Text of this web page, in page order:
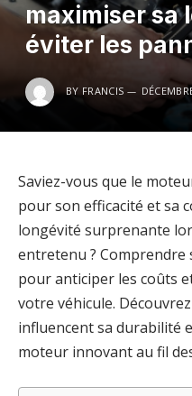
maximiser sa
éviter les
BY FRANCIS
Saviez-vous que le
pour son efficacité et sa
longévité surprenante
entretenu ? Comprendre
pour anticiper les coûts
votre véhicule.
influencent sa durabilité
moteur innovant au fil